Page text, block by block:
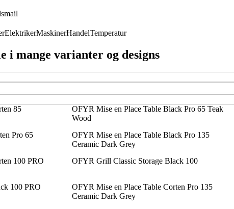
ElektrikerMaskinerHandelTemperatur
mange varianter og designs
85
OFYR Mise en Place Table Black Pro 65 Teak
Wood
Pro 65
OFYR Mise en Place Table Black Pro 135
Ceramic Dark Grey
100 PRO
OFYR Grill Classic Storage Black 100
100 PRO
OFYR Mise en Place Table Corten Pro 135
Ceramic Dark Grey